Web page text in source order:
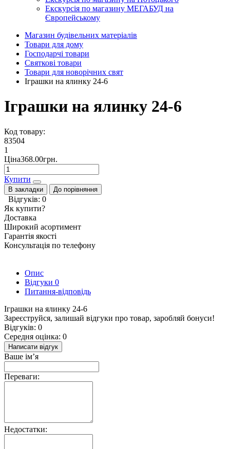
Екскурсія по магазину МЕГАБУД на
Європейському
Магазин будівельних матеріалів
Товари для дому
Господарчі товари
Святкові товари
Товари для новорічних свят
Іграшки на ялинку 24-6
Іграшки на ялинку 24-6
Код товару:
83504
1
Ціна368.00грн.
Купити
В закладки До порівняння
Відгуків: 0
Як купити?
Доставка
Широкий асортимент
Гарантія якості
Консультація по телефону
Опис
Відгуки 0
Питання-відповідь
Іграшки на ялинку 24-6
Зареєструйся, залишай відгуки про товар, заробляй бонуси!
Відгуків: 0
Середня оцінка: 0
Написати відгук
Ваше ім’я
Переваги:
Недостатки: